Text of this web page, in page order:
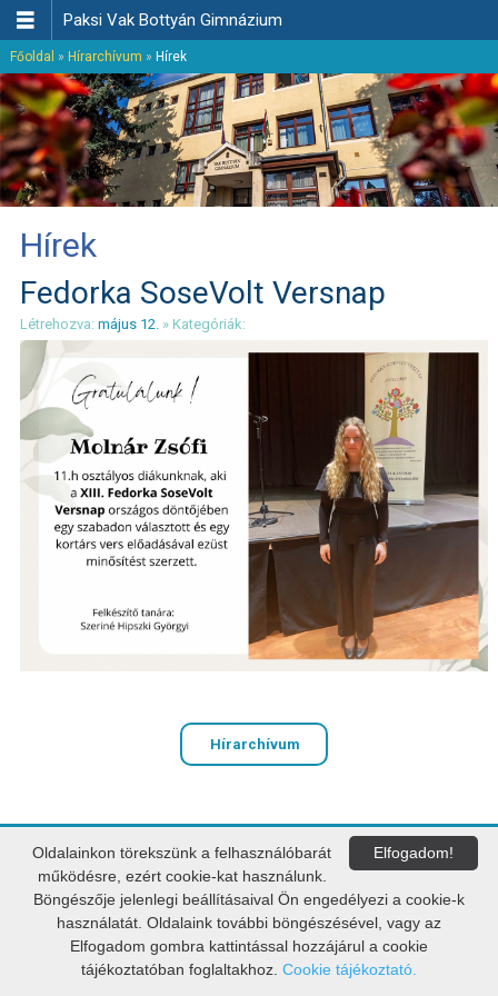
 Paksi Vak Bottyán Gimnázium
Főoldal » Hírarchívum » Hírek
Hírek
Fedorka SoseVolt Versnap
Létrehozva: május 12. » Kategóriák:
Hírarchívum
PAKSI VAK BOTTYÁN GIMNÁZIUM
7030 Paks, Dózsa György út 103.
E-mail:vbgimi@vbg.hu
A weblap készítője:Govern-Soft Kft.
Elfogadom!
Oldalainkon törekszünk a felhasználóbarát
működésre, ezért cookie-kat használunk.
Böngészője jelenlegi beállításaival Ön engedélyezi a cookie-k
használatát. Oldalaink további böngészésével, vagy az
Elfogadom gombra kattintással hozzájárul a cookie
tájékoztatóban foglaltakhoz. Cookie tájékoztató.